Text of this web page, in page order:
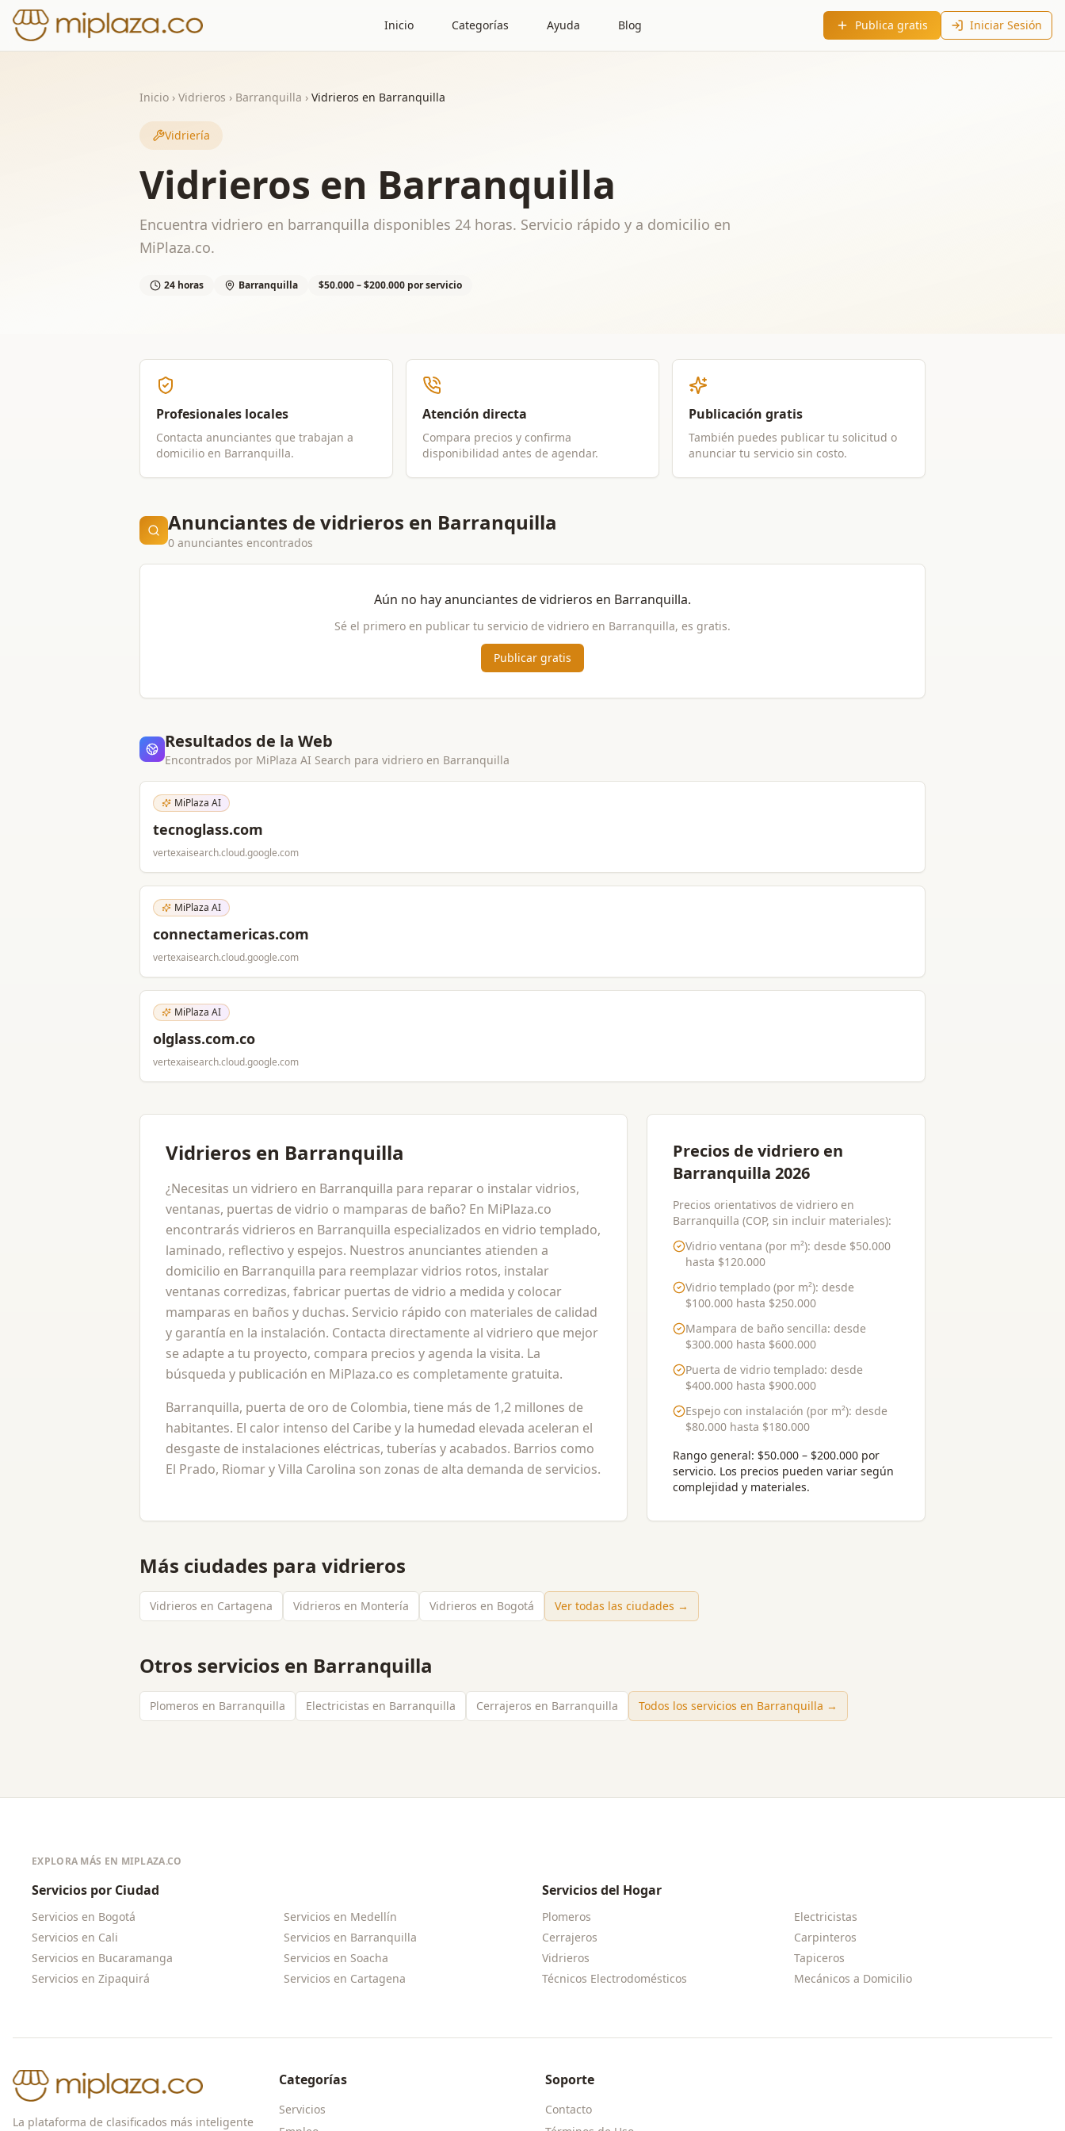
Inicio Categorías Ayuda Blog Publica gratis Iniciar Sesión
Inicio › Vidrieros › Barranquilla › Vidrieros en Barranquilla
Vidriería
Vidrieros en Barranquilla
Encuentra vidriero en barranquilla disponibles 24 horas. Servicio rápido y a domicilio en
MiPlaza.co.
24 horas Barranquilla $50.000 – $200.000 por servicio
Profesionales locales
Contacta anunciantes que trabajan a
domicilio en Barranquilla.
Atención directa
Compara precios y confirma
disponibilidad antes de agendar.
Publicación gratis
También puedes publicar tu solicitud o
anunciar tu servicio sin costo.
Anunciantes de vidrieros en Barranquilla
0 anunciantes encontrados
Aún no hay anunciantes devidrieros en Barranquilla.
Sé el primero en publicar tu servicio de vidriero en Barranquilla, es gratis.
Publicar gratis
Resultados de la Web
Encontrados por MiPlaza AI Search para vidriero en Barranquilla
MiPlaza AI
tecnoglass.com
vertexaisearch.cloud.google.com
MiPlaza AI
connectamericas.com
vertexaisearch.cloud.google.com
MiPlaza AI
olglass.com.co
vertexaisearch.cloud.google.com
Vidrieros en Barranquilla
¿Necesitas un vidriero en Barranquilla para reparar o instalar vidrios,
ventanas, puertas de vidrio o mamparas de baño? En MiPlaza.co
encontrarás vidrieros en Barranquilla especializados en vidrio templado,
laminado, reflectivo y espejos. Nuestros anunciantes atienden a
domicilio en Barranquilla para reemplazar vidrios rotos, instalar
ventanas corredizas, fabricar puertas de vidrio a medida y colocar
mamparas en baños y duchas. Servicio rápido con materiales de calidad
y garantía en la instalación. Contacta directamente al vidriero que mejor
se adapte a tu proyecto, compara precios y agenda la visita. La
búsqueda y publicación en MiPlaza.co es completamente gratuita.
Barranquilla, puerta de oro de Colombia, tiene más de 1,2 millones de
habitantes. El calor intenso del Caribe y la humedad elevada aceleran el
desgaste de instalaciones eléctricas, tuberías y acabados. Barrios como
El Prado, Riomar y Villa Carolina son zonas de alta demanda de servicios.
Precios de vidriero en
Barranquilla 2026
Precios orientativos de vidriero en
Barranquilla (COP, sin incluir materiales):
Vidrio ventana (por m²): desde $50.000
hasta $120.000
Vidrio templado (por m²): desde
$100.000hasta $250.000
Mampara de baño sencilla: desde
$300.000hasta $600.000
Puerta de vidrio templado: desde
$400.000hasta $900.000
Espejo con instalación (por m²): desde
$80.000hasta $180.000
Rango general: $50.000 – $200.000 por
servicio. Los precios pueden variar según
complejidad y materiales.
Más ciudades para vidrieros
Vidrieros en Cartagena Vidrieros en Montería Vidrieros en Bogotá Ver todas las ciudades →
Otros servicios en Barranquilla
Plomeros en Barranquilla Electricistas en Barranquilla Cerrajeros en Barranquilla Todos los servicios en Barranquilla →
EXPLORA MÁS EN MIPLAZA.CO
Servicios por Ciudad
Servicios en Bogotá Servicios en Medellín
Servicios en Cali Servicios en Barranquilla
Servicios en Bucaramanga Servicios en Soacha
Servicios en Zipaquirá Servicios en Cartagena
Servicios del Hogar
Plomeros
Electricistas
Cerrajeros
Carpinteros
Vidrieros
Tapiceros
Técnicos Electrodomésticos
Mecánicos a Domicilio
La plataforma de clasificados más inteligente
Categorías
Servicios
Soporte
Contacto